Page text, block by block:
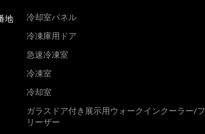
地
冷却室パネル
冷凍庫用ドア
急速冷凍室
冷凍室
冷却室
ガラスドア付き展示用ウォークインクーラー/フ
リーザー